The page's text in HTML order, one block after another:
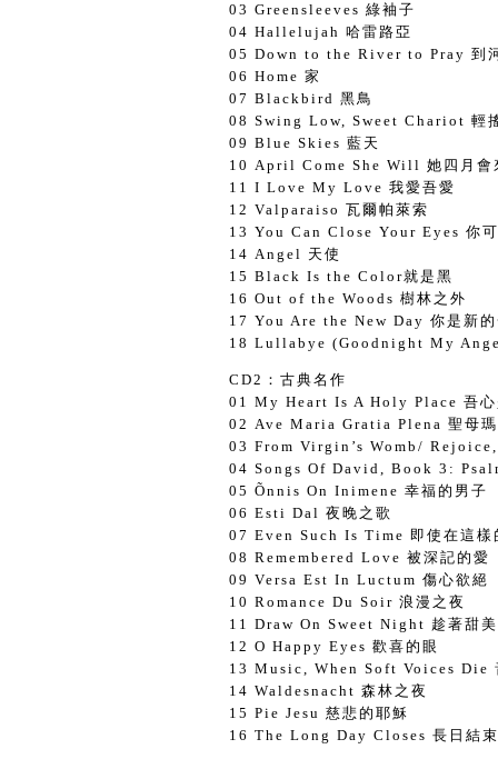
03 Greensleeves 綠袖子
04 Hallelujah 哈雷路亞
05 Down to the River to Pray 到
06 Home 家
07 Blackbird 黑鳥
08 Swing Low, Sweet Chariot 輕
09 Blue Skies 藍天
10 April Come She Will 她四月會
11 I Love My Love 我愛吾愛
12 Valparaiso 瓦爾帕萊索
13 You Can Close Your Eyes 你
14 Angel 天使
15 Black Is the Color就是黑
16 Out of the Woods 樹林之外
17 You Are the New Day 你是新
18 Lullabye (Goodnight My
CD2：古典名作
01 My Heart Is A Holy Place 吾心
02 Ave Maria Gratia Plena 聖母瑪
03 From Virgin’s Womb/
04 Songs Of David, Book 3:
05 Õnnis On Inimene 幸福的男子
06 Esti Dal 夜晚之歌
07 Even Such Is Time 即使在這樣
08 Remembered Love 被深記的愛
09 Versa Est In Luctum 傷心欲絕
10 Romance Du Soir 浪漫之夜
11 Draw On Sweet Night 趁著甜
12 O Happy Eyes 歡喜的眼
13 Music, When Soft Voices Die
14 Waldesnacht 森林之夜
15 Pie Jesu 慈悲的耶穌
16 The Long Day Closes 長日結束